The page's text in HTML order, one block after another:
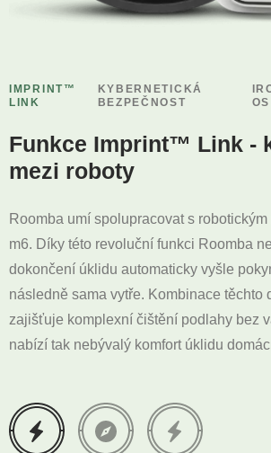
IMPRINT™
LINK
KYBERNETICKÁ
BEZPEČNOST
OS
Funkce Imprint™ Link -
mezi roboty
Roomba umí spolupracovat s
m6. Díky této revoluční funkci Roomba
dokončení úklidu automaticky vyšle
následně sama vytře. Kombinace těchto
zajišťuje komplexní čištění podlahy bez
nabízí tak nebývalý komfort úklidu